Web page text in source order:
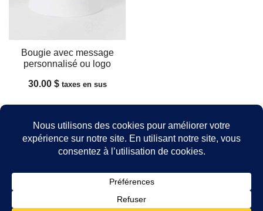
Bougie avec message
personnalisé ou logo
30.00 $ taxes en sus
© 2026 -Idée Cadeau Québec- Catalogue de produits
locaux pour cadeaux corporatifs pour les entreprises
québécoises.